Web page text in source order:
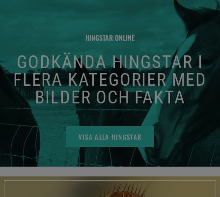
HINGSTAR ONLINE
GODKÄNDA HINGSTAR I
FLERA KATEGORIER MED
BILDER OCH FAKTA
VISA ALLA HINGSTAR